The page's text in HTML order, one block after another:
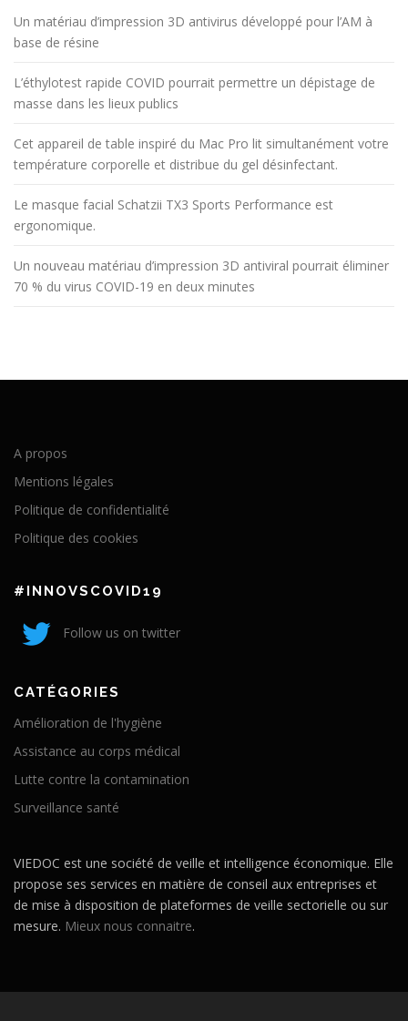
Un matériau d’impression 3D antivirus développé pour l’AM à
base de résine
L’éthylotest rapide COVID pourrait permettre un dépistage de
masse dans les lieux publics
Cet appareil de table inspiré du Mac Pro lit simultanément votre
température corporelle et distribue du gel désinfectant.
Le masque facial Schatzii TX3 Sports Performance est
ergonomique.
Un nouveau matériau d’impression 3D antiviral pourrait éliminer
70 % du virus COVID-19 en deux minutes
A propos
Mentions légales
Politique de confidentialité
Politique des cookies
#INNOVSCOVID19
Follow us on twitter
CATÉGORIES
Amélioration de l'hygiène
Assistance au corps médical
Lutte contre la contamination
Surveillance santé
VIEDOC est une société de veille et intelligence économique. Elle
propose ses services en matière de conseil aux entreprises et
de mise à disposition de plateformes de veille sectorielle ou sur
mesure. Mieux nous connaitre.